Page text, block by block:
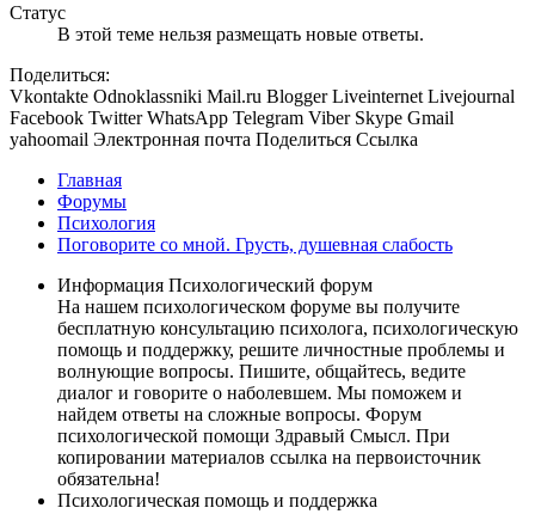
Статус
В этой теме нельзя размещать новые ответы.
Поделиться:
Vkontakte Odnoklassniki Mail.ru Blogger Liveinternet Livejournal
Facebook Twitter WhatsApp Telegram Viber Skype Gmail
yahoomail Электронная почта Поделиться Ссылка
Главная
Форумы
Психология
Поговорите со мной. Грусть, душевная слабость
Информация Психологический форум
На нашем психологическом форуме вы получите
бесплатную консультацию психолога, психологическую
помощь и поддержку, решите личностные проблемы и
волнующие вопросы. Пишите, общайтесь, ведите
диалог и говорите о наболевшем. Мы поможем и
найдем ответы на сложные вопросы. Форум
психологической помощи Здравый Смысл. При
копировании материалов ссылка на первоисточник
обязательна!
Психологическая помощь и поддержка